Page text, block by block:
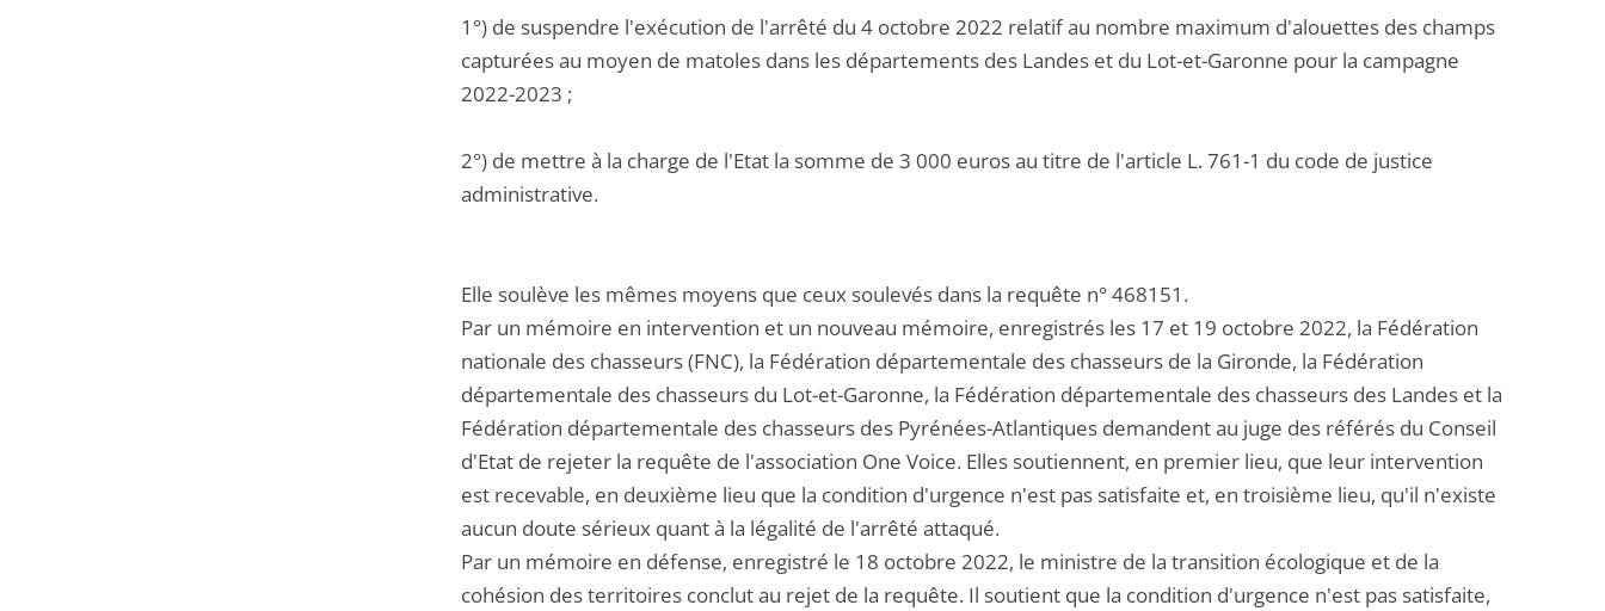
1°) de suspendre l'exécution de l'arrêté du 4 octobre 2022 relatif au nombre maximum d'alouettes des champs
capturées au moyen de matoles dans les départements des Landes et du Lot-et-Garonne pour la campagne
2022-2023 ;
2°) de mettre à la charge de l'Etat la somme de 3 000 euros au titre de l'article L. 761-1 du code de justice
administrative.
Elle soulève les mêmes moyens que ceux soulevés dans la requête n° 468151.
Par un mémoire en intervention et un nouveau mémoire, enregistrés les 17 et 19 octobre 2022, la Fédération
nationale des chasseurs (FNC), la Fédération départementale des chasseurs de la Gironde, la Fédération
départementale des chasseurs du Lot-et-Garonne, la Fédération départementale des chasseurs des Landes et la
Fédération départementale des chasseurs des Pyrénées-Atlantiques demandent au juge des référés du Conseil
d'Etat de rejeter la requête de l'association One Voice. Elles soutiennent, en premier lieu, que leur intervention
est recevable, en deuxième lieu que la condition d'urgence n'est pas satisfaite et, en troisième lieu, qu'il n'existe
aucun doute sérieux quant à la légalité de l'arrêté attaqué.
Par un mémoire en défense, enregistré le 18 octobre 2022, le ministre de la transition écologique et de la
cohésion des territoires conclut au rejet de la requête. Il soutient que la condition d'urgence n'est pas satisfaite,